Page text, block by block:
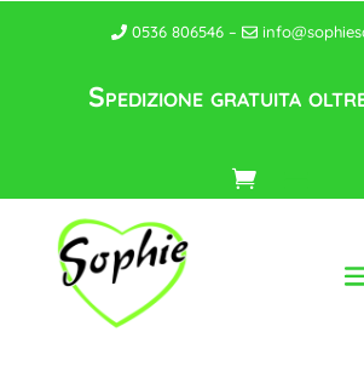
0536 806546 –
Spedizione gratuita